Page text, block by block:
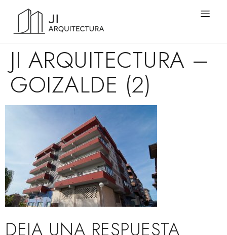
JI ARQUITECTURA –
GOIZALDE (2)
DEJA UNA RESPUESTA